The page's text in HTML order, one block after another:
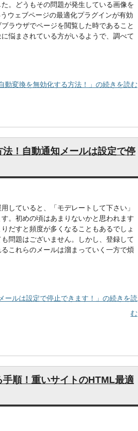
。どうもその問題が発生している画像を
ウェブページの最適化プラグインが有効
ラウザでページを閲覧した時であること
悩まされている方がいるようで、調べて
動変換を無効化する方法！」の続きを読む
！自動通知メールは設定で停
していると、「モデレートして下さい」
。初めの頃はあまりないかと思われます
だすと頻度が多くなることもあるでしょ
問題はございません。しかし、登録して
これらのメールは溜まっていく一方で煩
ールは設定で停止できます！」の続きを読
む
順！重いサイトのHTML最適